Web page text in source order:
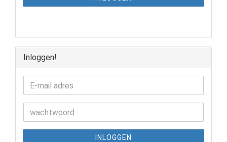
Inloggen!
INLOGGEN